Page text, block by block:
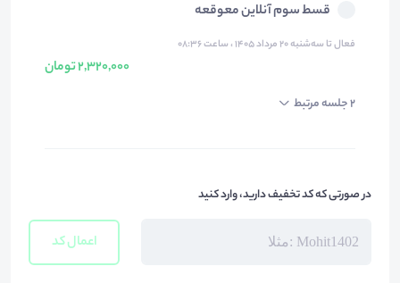
قسط سوم آنلاین معوقعه
فعال تا سه‌شنبه ۲۰ مرداد ۱۴۰۵ ، ساعت ۰۸:۳۶
2,320,000 تومان
2 جلسه مرتبط
در صورتی که کد تخفیف دارید، وارد کنید
اعمال کد